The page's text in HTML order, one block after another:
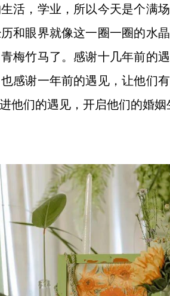
活，学业，所以今天是个满
和眼界就像这一圈一圈的水
梅竹马了。感谢十几年前的
感谢一年前的遇见，让他们
他们的遇见，开启他们的婚姻